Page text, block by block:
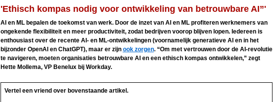
'Ethisch kompas nodig voor ontwikkeling van betrouwbare AI”'
AI en ML bepalen de toekomst van werk. Door de inzet van AI en ML profiteren werknemers van
ongekende flexibiliteit en meer productiviteit, zodat bedrijven voorop blijven lopen. Iedereen is
enthousiast over de recente AI- en ML-ontwikkelingen (voornamelijk generatieve AI en in het
bijzonder OpenAI en ChatGPT), maar er zijn ook zorgen. “Om met vertrouwen door de AI-revolutie
te navigeren, moeten organisaties betrouwbare AI en een ethisch kompas ontwikkelen,” zegt
Hette Mollema, VP Benelux bij Workday.
Vertel een vriend over bovenstaande artikel.